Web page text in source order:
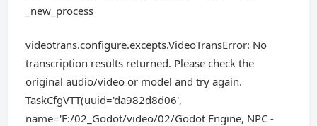
_new_process
videotrans.configure.excepts.VideoTransError: No
transcription results returned. Please check the
original audio/video or model and try again.
TaskCfgVTT(uuid='da982d8d06',
name='F:/02_Godot/video/02/Godot Engine, NPC -